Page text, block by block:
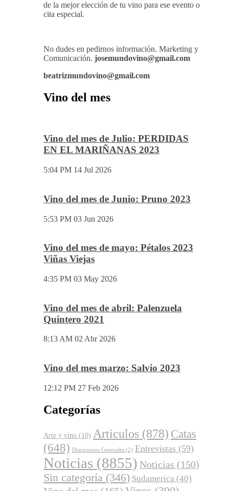
de la mejor elección de tu vino para ese evento o
cita especial.
No dudes en pedirnos información. Marketing y
Comunicación. josemundovino@gmail.com
beatrizmundovino@gmail.com
Vino del mes
Vino del mes de Julio: PERDIDAS
EN EL MARIÑANAS 2023
5:04 PM 14 Jul 2026
Vino del mes de Junio: Pruno 2023
5:53 PM 03 Jun 2026
Vino del mes de mayo: Pétalos 2023
Viñas Viejas
4:35 PM 03 May 2026
Vino del mes de abril: Palenzuela
Quintero 2021
8:13 AM 02 Abr 2026
Vino del mes marzo: Salvio 2023
12:12 PM 27 Feb 2026
Categorías
Arte y vino (10) Articulos (878) Catas
(648) Discusiones Generales (2) Entrevistas (59)
Noticias (8855) Noticias (150)
Sin categoría (346) Sudamerica (40)